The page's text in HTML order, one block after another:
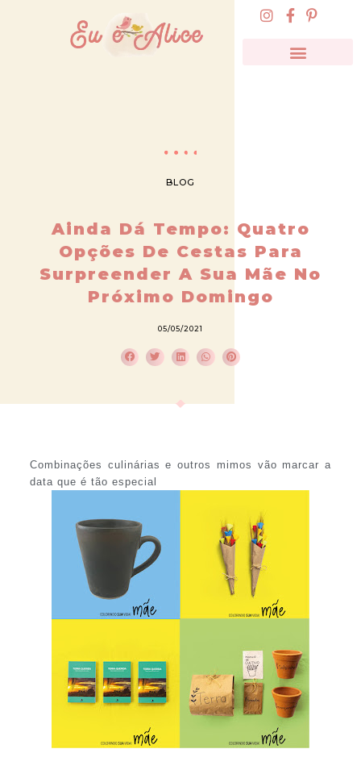
BLOG
Ainda Dá Tempo: Quatro
Opções De Cestas Para
Surpreender A Sua Mãe No
Próximo Domingo
05/05/2021
Combinações culinárias e outros mimos vão marcar a
data que é tão especial